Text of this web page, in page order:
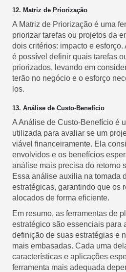
12. Matriz de Priorização
A Matriz de Priorização é uma
priorizar tarefas ou projetos da
dois critérios: impacto e esforço.
é possível definir quais tarefas
priorizados, levando em
terão no negócio e o esforço
los.
13. Análise de Custo-Benefício
A Análise de Custo-Benefício é
utilizada para avaliar se um
viável financeiramente. Ela
envolvidos e os benefícios
análise mais precisa do retorno
Essa análise auxilia na tomada
estratégicas, garantindo que os
alocados de forma eficiente.
Em resumo, as ferramentas de
estratégico são essenciais para
definição de suas estratégias e
mais embasadas. Cada uma
características e aplicações
ferramenta mais adequada